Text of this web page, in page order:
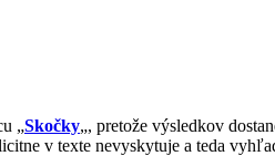
„Skočky„, pretože výsledkov
v texte nevyskytuje a teda